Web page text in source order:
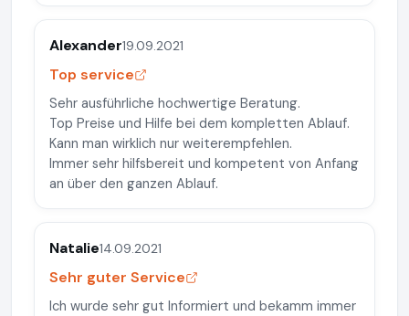
Alexander19.09.2021
Top service
Sehr ausführliche hochwertige Beratung.
Top Preise und Hilfe bei dem kompletten Ablauf.
Kann man wirklich nur weiterempfehlen.
Immer sehr hilfsbereit und kompetent von Anfang
an über den ganzen Ablauf.
Natalie14.09.2021
Sehr guter Service
Ich wurde sehr gut Informiert und bekamm immer